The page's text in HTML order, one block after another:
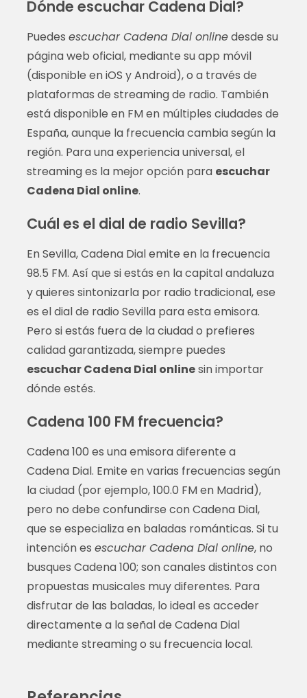
Dónde escuchar Cadena Dial?
Puedes escuchar Cadena Dial onlinedesde su
página web oficial, mediante su app móvil
(disponible en iOS y Android), o a través de
plataformas de streaming de radio. También
está disponible en FM en múltiples ciudades de
España, aunque la frecuencia cambia según la
región. Para una experiencia universal, el
streaming es la mejor opción para escuchar
Cadena Dial online.
Cuál es el dial de radio Sevilla?
En Sevilla, Cadena Dial emite en la frecuencia
98.5 FM. Así que si estás en la capital andaluza
y quieres sintonizarla por radio tradicional, ese
es el dial de radio Sevilla para esta emisora.
Pero si estás fuera de la ciudad o prefieres
calidad garantizada, siempre puedes
escuchar Cadena Dial onlinesin importar
dónde estés.
Cadena 100 FM frecuencia?
Cadena 100 es una emisora diferente a
Cadena Dial. Emite en varias frecuencias según
la ciudad (por ejemplo, 100.0 FM en Madrid),
pero no debe confundirse con Cadena Dial,
que se especializa en baladas románticas. Si tu
intención es escuchar Cadena Dial online, no
busques Cadena 100; son canales distintos con
propuestas musicales muy diferentes. Para
disfrutar de las baladas, lo ideal es acceder
directamente a la señal de Cadena Dial
mediante streaming o su frecuencia local.